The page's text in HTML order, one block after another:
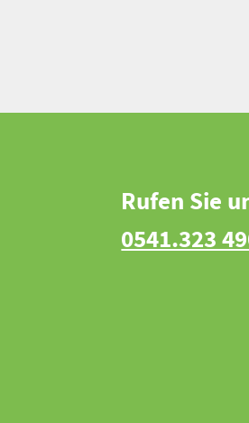
Rufen Sie
0541.323